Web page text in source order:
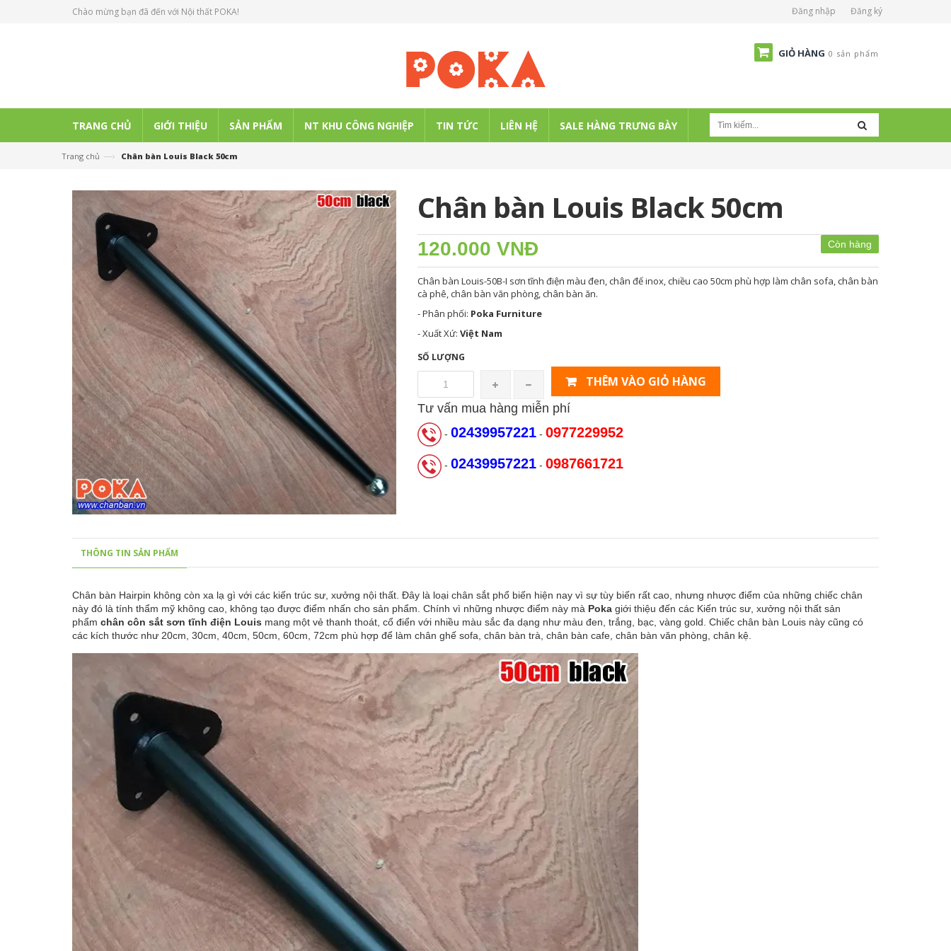
Chào mừng bạn đã đến với Nội thất POKA! Đăng nhập Đăng ký
GIỎ HÀNG 0 sản phẩm
TRANG CHỦ GIỚI THIỆU SẢN PHẨM NT KHU CÔNG NGHIỆP TIN TỨC LIÊN HỆ SALE HÀNG TRƯNG BÀY
Trang chủ —› Chân bàn Louis Black 50cm
Chân bàn Louis Black 50cm
Còn hàng
120.000 VNĐ
Chân bàn Louis-50B-I sơn tĩnh điện màu đen, chân đế inox, chiều cao 50cm phù hợp làm chân sofa, chân bàn
cà phê, chân bàn văn phòng, chân bàn ăn.
- Phân phối: Poka Furniture
- Xuất Xứ: Việt Nam
SỐ LƯỢNG
THÊM VÀO GIỎ HÀNG
Tư vấn mua hàng miễn phí
- 02439957221- 0977229952
- 02439957221- 0987661721
THÔNG TIN SẢN PHẨM
Chân bàn Hairpin không còn xa lạ gì với các kiến trúc sư, xưởng nội thất. Đây là loại chân sắt phổ biến hiện nay vì sự tùy biến rất cao, nhưng nhược điểm của những chiếc chân
này đó là tính thẩm mỹ không cao, không tạo được điểm nhấn cho sản phẩm. Chính vì những nhược điểm này mà Poka giới thiệu đến các Kiến trúc sư, xưởng nội thất sản
phẩm chân côn sắt sơn tĩnh điện Louis mang một vẻ thanh thoát, cổ điển với nhiều màu sắc đa dạng như màu đen, trắng, bạc, vàng gold. Chiếc chân bàn Louis này cũng có
các kích thước như 20cm, 30cm, 40cm, 50cm, 60cm, 72cm phù hợp để làm chân ghế sofa, chân bàn trà, chân bàn cafe, chân bàn văn phòng, chân kệ.